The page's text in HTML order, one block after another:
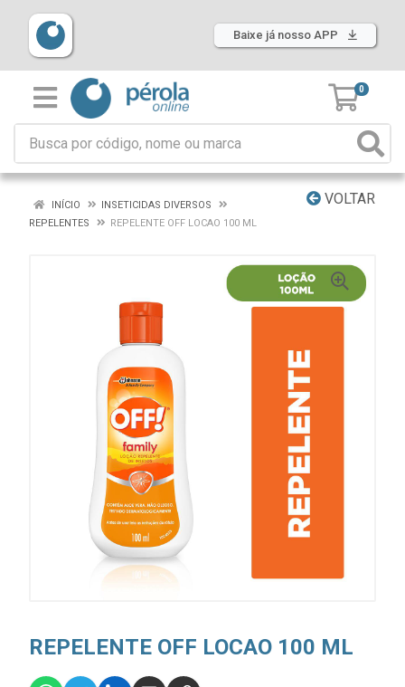
Baixe já nosso APP
0
VOLTAR
INÍCIO
INSETICIDAS DIVERSOS
REPELENTES
REPELENTE OFF LOCAO 100 ML
REPELENTE OFF LOCAO 100 ML